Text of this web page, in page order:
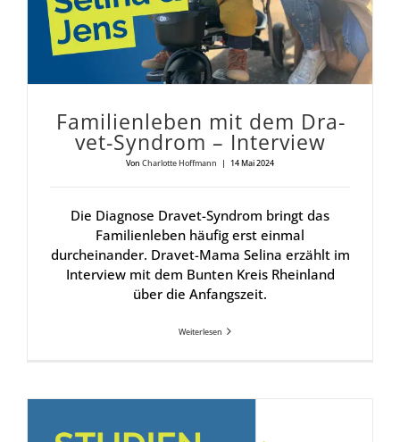
Fami­li­en­le­ben mit dem Dra­
vet-Syn­drom – Inter­view
Von Charlotte Hoffmann | 14 Mai 2024
Die Diagnose Dravet-Syndrom bringt das
Familienleben häufig erst einmal
durcheinander. Dravet-Mama Selina erzählt im
Interview mit dem Bunten Kreis Rheinland
über die Anfangszeit.
Weiterlesen